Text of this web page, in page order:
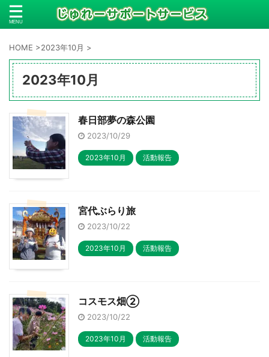
HOME >2023年10月 >
2023年10月
春日部夢の森公園
2023/10/29
2023年10月 活動報告
宮代ぶらり旅
2023/10/22
2023年10月 活動報告
コスモス畑②
2023/10/22
2023年10月 活動報告